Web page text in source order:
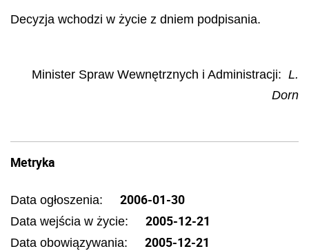
Decyzja wchodzi w życie z dniem podpisania.
Minister Spraw Wewnętrznych i Administracji: L.
Dorn
Metryka
Data ogłoszenia: 2006-01-30
Data wejścia w życie: 2005-12-21
Data obowiązywania: 2005-12-21